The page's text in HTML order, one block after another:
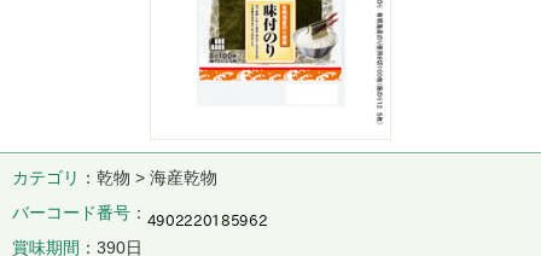
カテゴリ
乾物 > 海産乾物
バーコード番号
賞味期間
390日